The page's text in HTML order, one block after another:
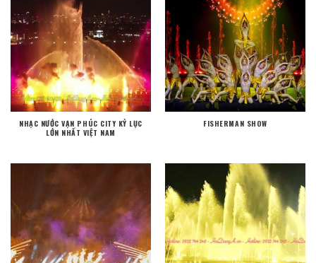
NHẠC NƯỚC VẠN PHÚC CITY KỶ LỤC
LỚN NHẤT VIỆT NAM
FISHERMAN SHOW